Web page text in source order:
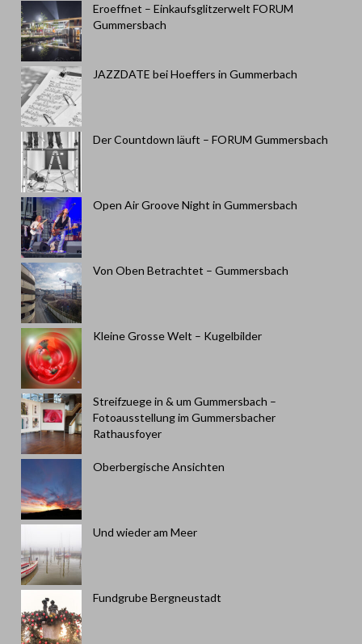
Eroeffnet – Einkaufsglitzerwelt FORUM
Gummersbach
JAZZDATE bei Hoeffers in Gummerbach
Der Countdown läuft – FORUM Gummersbach
Open Air Groove Night in Gummersbach
Von Oben Betrachtet – Gummersbach
Kleine Grosse Welt – Kugelbilder
Streifzuege in & um Gummersbach –
Fotoausstellung im Gummersbacher
Rathausfoyer
Oberbergische Ansichten
Und wieder am Meer
Fundgrube Bergneustadt